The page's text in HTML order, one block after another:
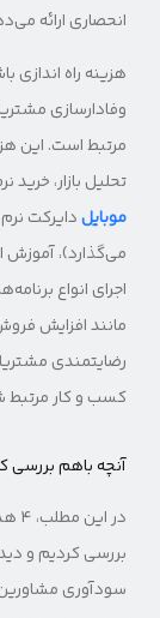
انحصاری ارائه
هزینه راه اندازی
وفادارسازی
مرتبط است. این
تحلیل بازار، خرید
موبایلدایرکت نرم
می‌گذارد)، آموزش
اجرای انواع
مانند افزایش
رضایتمندی
کسب و کار مرتبط
آنچه باهم بررسی
بررسی کردیم و
سودآوری